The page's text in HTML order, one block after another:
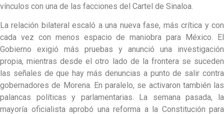
vínculos con una de las facciones del Cartel de Sinaloa.
La relación bilateral escaló a una nueva fase, más crítica y con
cada vez con menos espacio de maniobra para México. El
Gobierno exigió más pruebas y anunció una investigación
propia, mientras desde el otro lado de la frontera se suceden
las señales de que hay más denuncias a punto de salir contra
gobernadores de Morena. En paralelo, se activaron también las
palancas políticas y parlamentarias. La semana pasada, la
mayoría oficialista aprobó una reforma a la Constitución para